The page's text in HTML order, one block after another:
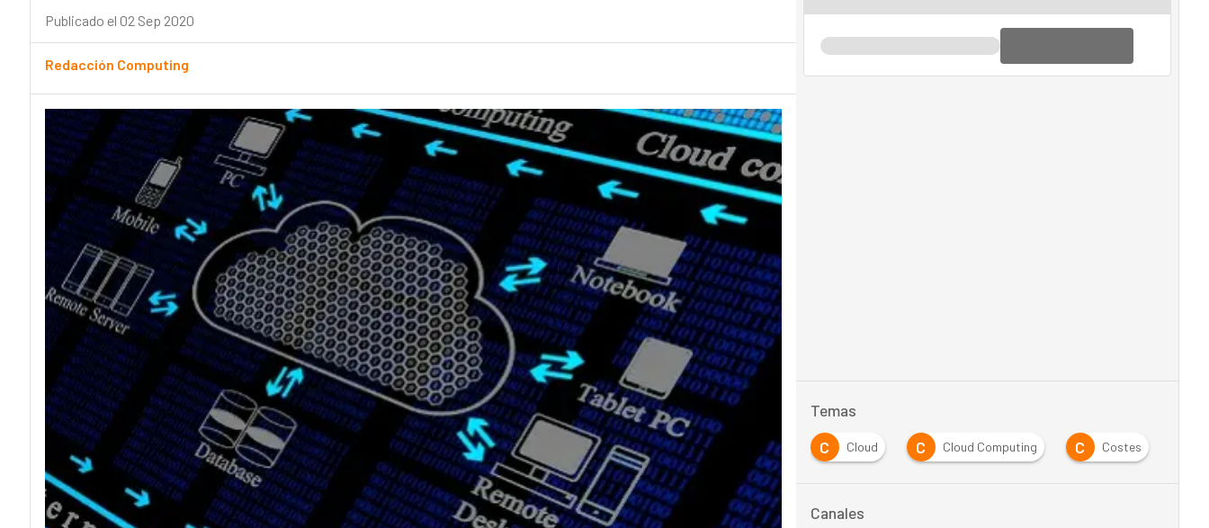
Publicado el 02 Sep 2020
Redacción Computing
Temas
B
Beneficios C Cloud C Cloud Computing C Costes
Canales